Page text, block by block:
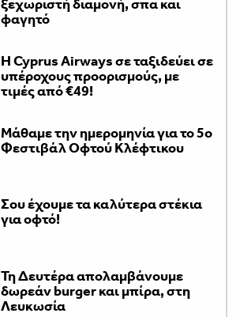
ξεχωριστή διαμονή, σπα και
φαγητό
H Cyprus Airways σε ταξιδεύει σε
υπέροχους προορισμούς, με
τιμές από €49!
Μάθαμε την ημερομηνία για το 5ο
Φεστιβάλ Οφτού Κλέφτικου
Σου έχουμε τα καλύτερα στέκια
για οφτό!
Τη Δευτέρα απολαμβάνουμε
δωρεάν burger και μπίρα, στη
Λευκωσία